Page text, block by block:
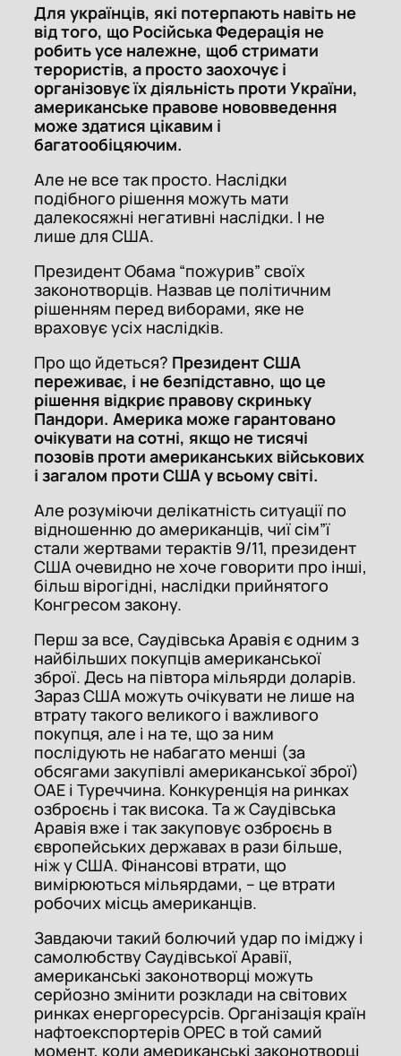
Для українців, які потерпають навіть не
від того, що Російська Федерація не
робить усе належне, щоб стримати
терористів, а просто заохочує і
організовує їх діяльність проти України,
американське правове нововведення
може здатися цікавим і
багатообіцяючим.
Але не все так просто. Наслідки
подібного рішення можуть мати
далекосяжні негативні наслідки. І не
лише для США.
Президент Обама “пожурив” своїх
законотворців. Назвав це політичним
рішенням перед виборами, яке не
враховує усіх наслідків.
Про що йдеться? Президент США
переживає, і не безпідставно, що це
рішення відкриє правову скриньку
Пандори. Америка може гарантовано
очікувати на сотні, якщо не тисячі
позовів проти американських військових
і загалом проти США у всьому світі.
Але розуміючи делікатність ситуації по
відношенню до американців, чиї сім”ї
стали жертвами терактів 9/11, президент
США очевидно не хоче говорити про інші,
більш вірогідні, наслідки прийнятого
Конгресом закону.
Перш за все, Саудівська Аравія є одним з
найбільших покупців американської
зброї. Десь на півтора мільярди доларів.
Зараз США можуть очікувати не лише на
втрату такого великого і важливого
покупця, але і на те, що за ним
послідують не набагато менші (за
обсягами закупівлі американської зброї)
ОАЕ і Туреччина. Конкуренція на ринках
озброєнь і так висока. Та ж Саудівська
Аравія вже і так закуповує озброєнь в
європейських державах в рази більше,
ніж у США. Фінансові втрати, що
вимірюються мільярдами, – це втрати
робочих місць американців.
Завдаючи такий болючий удар по іміджу і
самолюбству Саудівської Аравії,
американські законотворці можуть
серйозно змінити розклади на світових
ринках енергоресурсів. Організація країн
нафтоекспортерів OPEC в той самий
момент, коли американські законотворці